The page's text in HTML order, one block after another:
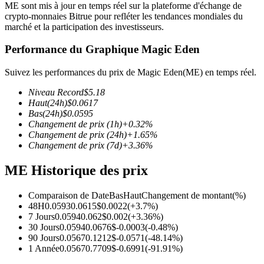
TradFi
Produits dérivés sur actions, forex, métaux précieux et matières
ME sont mis à jour en temps réel sur la plateforme d'échange de
crypto-monnaies Bitrue pour refléter les tendances mondiales du
marché et la participation des investisseurs.
Performance du Graphique Magic Eden
Suivez les performances du prix de Magic Eden(ME) en temps réel.
Niveau Record$5.18
Haut(24h)$0.0617
Bas(24h)$0.0595
Changement de prix (1h)+0.32%
Changement de prix (24h)+1.65%
Changement de prix (7d)+3.36%
ME Historique des prix
Comparaison de DateBasHautChangement de montant(%)
48H0.05930.0615$0.0022(+3.7%)
7 Jours0.05940.062$0.002(+3.36%)
30 Jours0.05940.0676$-0.0003(-0.48%)
90 Jours0.05670.1212$-0.0571(-48.14%)
1 Année0.05670.7709$-0.6991(-91.91%)